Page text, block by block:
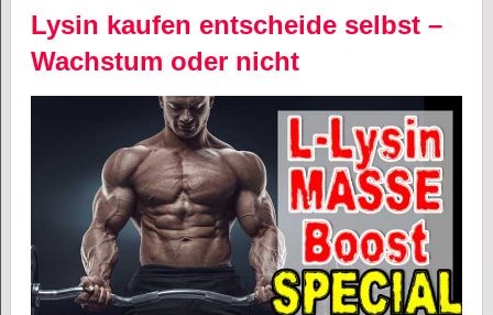
Lysin kaufen entscheide selbst –
Wachstum oder nicht